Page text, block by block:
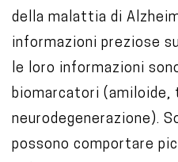
della malattia di
informazioni preziose
le loro informazioni
biomarcatori (amiloide,
neurodegenerazione).
possono comportare